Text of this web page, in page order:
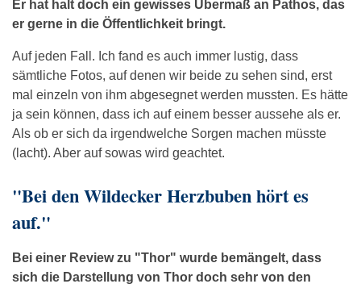
Er hat halt doch ein gewisses Übermaß an Pathos, das
er gerne in die Öffentlichkeit bringt.
Auf jeden Fall. Ich fand es auch immer lustig, dass
sämtliche Fotos, auf denen wir beide zu sehen sind, erst
mal einzeln von ihm abgesegnet werden mussten. Es hätte
ja sein können, dass ich auf einem besser aussehe als er.
Als ob er sich da irgendwelche Sorgen machen müsste
(lacht). Aber auf sowas wird geachtet.
"Bei den Wildecker Herzbuben hört es
auf."
Bei einer Review zu "Thor" wurde bemängelt, dass
sich die Darstellung von Thor doch sehr von den